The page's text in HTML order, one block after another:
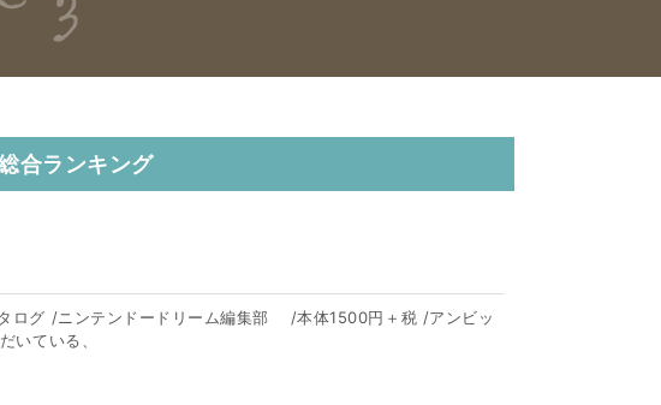
合ランキング
ログ /ニンテンドードリーム編集部 /本体1500円＋税 /アンビッ
いている、